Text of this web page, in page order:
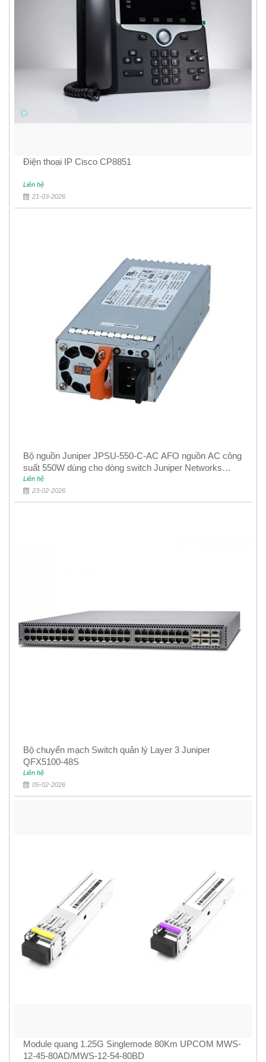
Điện thoại IP Cisco CP8851
Liên hệ
21-03-2026
Bộ nguồn Juniper JPSU-550-C-AC AFO nguồn AC công
suất 550W dùng cho dòng switch Juniper Networks
EX4400
Liên hệ
23-02-2026
Bộ chuyển mạch Switch quản lý Layer 3 Juniper
QFX5100-48S
Liên hệ
05-02-2026
Module quang 1.25G Singlemode 80Km UPCOM MWS-
12-45-80AD/MWS-12-54-80BD